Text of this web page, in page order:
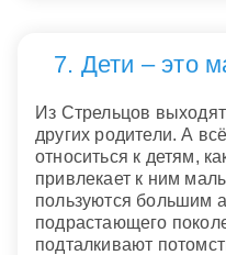
7. Дети – это
Из Стрельцов
других родители. А
относиться к детям,
привлекает к ним
пользуются большим
подрастающего
подталкивают